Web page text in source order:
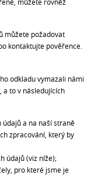
můžete požadovat
kontaktujte pověřence.
odkladu vymazali námi
a to v následujících
údajů a na naší straně
zpracování, který by
údajů (viz níže);
pro které jsme je